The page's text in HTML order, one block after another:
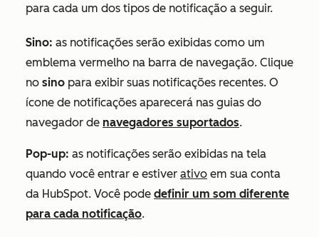
para cada um dos tipos de notificação a seguir.
Sino: as notificações serão exibidas como um
emblema vermelho na barra de navegação. Clique
no sino para exibir suas notificações recentes. O
ícone de notificações aparecerá nas guias do
navegador de navegadores suportados.
Pop-up: as notificações serão exibidas na tela
quando você entrar e estiver ativo em sua conta
da HubSpot. Você pode definir um som diferente
para cada notificação.